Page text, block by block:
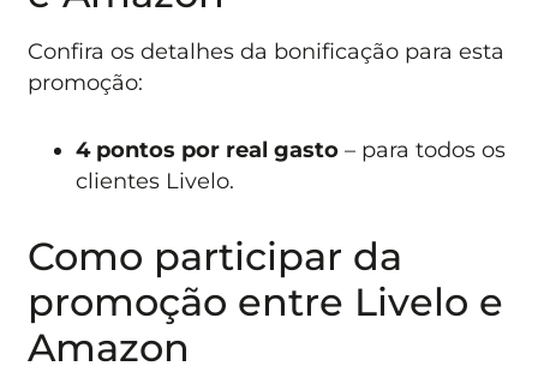
Confira os detalhes da bonificação para esta
promoção:
4 pontos por real gasto – para todos os
clientes Livelo.
Como participar da
promoção entre Livelo e
Amazon